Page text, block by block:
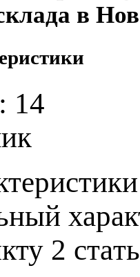
в
14
2